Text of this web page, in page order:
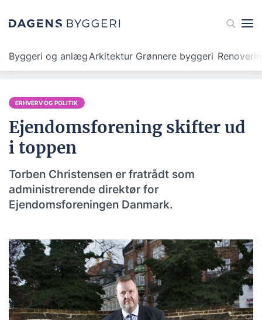
Byggeri og anlægArkitektur Grønnere byggeri
ERHVERV OG POLITIK
Ejendomsforening skifter ud
i toppen
Torben Christensen er fratrådt som
administrerende direktør for
Ejendomsforeningen Danmark.